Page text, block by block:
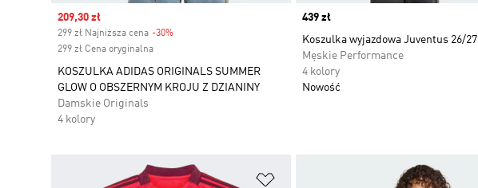
Sale price
209,30 zł
299 zł Najniższa cena -30%
299 zł Cena oryginalna
KOSZULKA ADIDAS ORIGINALS SUMMER
GLOW O OBSZERNYM KROJU Z DZIANINY
Damskie Originals
4 kolory
Price
439 zł
Koszulka wyjazdowa Juventus 26/27
Męskie Performance
4 kolory
Nowość